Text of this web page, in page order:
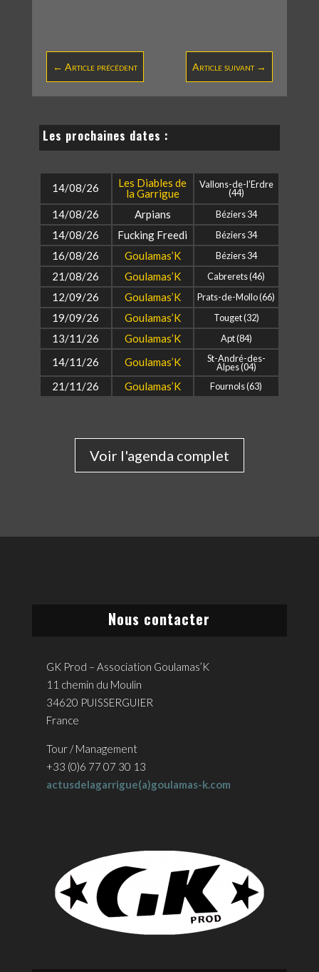
← Article précédent Article suivant→
Les prochaines dates :
14/08/26
Les Diables de
la Garrigue
Vallons-de-l’Erdre
(44)
14/08/26 Arpians Béziers 34
14/08/26 Fucking Freedi Béziers 34
16/08/26 Goulamas’K Béziers 34
21/08/26 Goulamas’K Cabrerets (46)
12/09/26 Goulamas’K Prats-de-Mollo (66)
19/09/26 Goulamas’K Touget (32)
13/11/26 Goulamas’K Apt (84)
14/11/26 Goulamas’K St-André-des-
Alpes (04)
21/11/26 Goulamas’K Fournols (63)
Voir l'agenda complet
Nous contacter
GK Prod – Association Goulamas’K
11 chemin du Moulin
34620 PUISSERGUIER
France
Tour / Management
+33 (0)6 77 07 30 13
actusdelagarrigue(a)goulamas-k.com